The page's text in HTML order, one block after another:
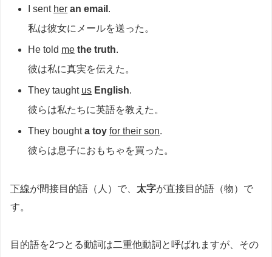
I sent her an email .
私は彼女にメールを送った。
He told me the truth.
彼は私に真実を伝えた。
They taught us English.
彼らは私たちに英語を教えた。
They boughta toy for their son.
彼らは息子におもちゃを買った。
下線が間接目的語（人）で、 太字が直接目的語（物）で
す。
目的語を2つとる動詞は二重他動詞と呼ばれますが、その